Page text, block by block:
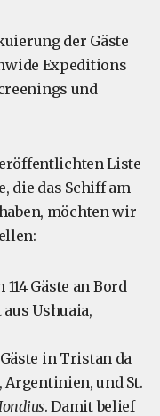
der Gäste
Expeditions
und
Liste
die das Schiff am
möchten wir
Gäste an Bord
Ushuaia,
in Tristan da
Argentinien, und St.
. Damit belief